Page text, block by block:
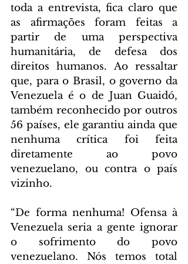
toda a entrevista, fica claro que
as afirmações foram feitas a
partir de uma perspectiva
humanitária, de defesa dos
direitos humanos. Ao ressaltar
que, para o Brasil, o governo da
Venezuela é o de Juan Guaidó,
também reconhecido por outros
56 países, ele garantiu ainda que
nenhuma crítica foi feita
diretamente ao povo
venezuelano, ou contra o país
vizinho.
“De forma nenhuma! Ofensa à
Venezuela seria a gente ignorar
o sofrimento do povo
venezuelano. Nós temos total